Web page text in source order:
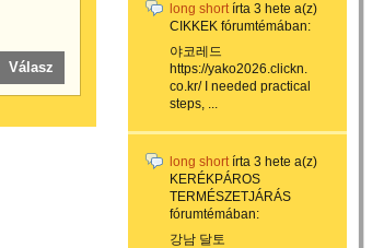
Válasz
long shortírta 3 hete a(z)
CIKKEK fórumtémában:
야코레드
https://yako2026.clickn.
co.kr/ I needed practical
steps, ...
long shortírta 3 hete a(z)
KERÉKPÁROS
TERMÉSZETJÁRÁS
fórumtémában:
강남 달토